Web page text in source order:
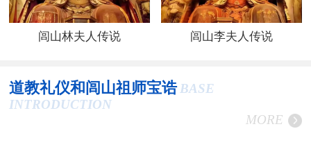
闾山林夫人传说 闾山李夫人传说
道教礼仪和闾山祖师宝诰 BASE
INTRODUCTION
MORE